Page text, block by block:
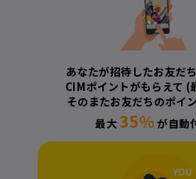
あなたが招待したお友だ
CIMポイントがもらえて (
そのまたお友だちのポイ
最大35％が自動